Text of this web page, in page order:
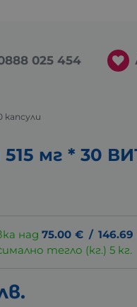
025 454
капсули
мг * 30
над75.00 € / 146.69
тегло (кг.) 5 кг.